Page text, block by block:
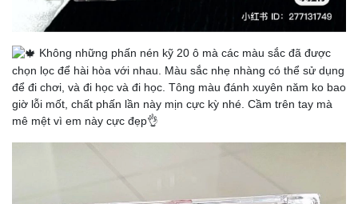
Không những phấn nén kỹ 20 ô mà các màu sắc đã được
chọn lọc để hài hòa với nhau. Màu sắc nhẹ nhàng có thể sử dụng
để đi chơi, và đi học và đi học. Tông màu đánh xuyên năm ko bao
giờ lỗi mốt, chất phấn lần này mịn cực kỳ nhé. Cầm trên tay mà
mê mệt vì em này cực đẹp👌